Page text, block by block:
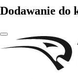
Dodawanie do